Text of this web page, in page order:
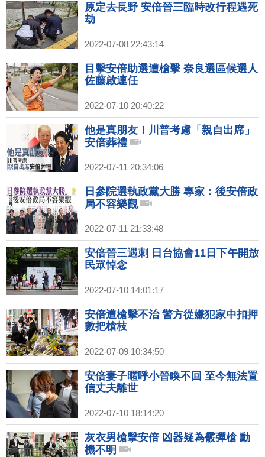
原定去長野 安倍晉三臨時改行程遇死
劫
2022-07-08 22:43:14
目擊安倍助選遭槍擊 奈良選區候選人
佐藤啟連任
2022-07-10 20:40:22
他是真朋友！川普考慮「親自出席」
安倍葬禮
2022-07-11 20:34:06
日參院選執政黨大勝 專家：後安倍政
局不容樂觀
2022-07-11 21:33:48
安倍晉三遇刺 日台協會11日下午開放
民眾悼念
2022-07-10 14:01:17
安倍遭槍擊不治 警方從嫌犯家中扣押
數把槍枝
2022-07-09 10:34:50
安倍妻子暱呼小晉喚不回 至今無法置
信丈夫離世
2022-07-10 18:14:20
灰衣男槍擊安倍 凶器疑為霰彈槍 動
機不明